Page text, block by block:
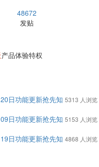
48672
发贴
产品体验特权
日功能更新抢先知 5313 人浏览
日功能更新抢先知 5153 人浏览
日功能更新抢先知 4868 人浏览